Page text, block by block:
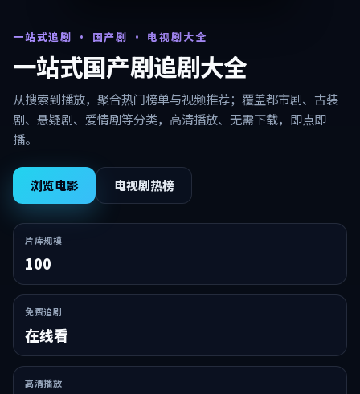
一站式追剧 · 国产剧 · 电视剧大全
一站式国产剧追剧大全
从搜索到播放，聚合热门榜单与视频推荐；覆盖都市剧、古装
剧、悬疑剧、爱情剧等分类，高清播放、无需下载，即点即
播。
浏览电影 电视剧热榜
片库规模
100
免费追剧
在线看
高清播放